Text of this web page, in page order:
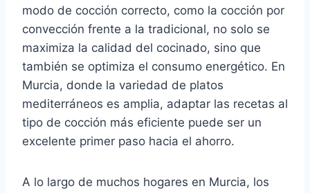
modo de cocción correcto, como la cocción por
convección frente a la tradicional, no solo se
maximiza la calidad del cocinado, sino que
también se optimiza el consumo energético. En
Murcia, donde la variedad de platos
mediterráneos es amplia, adaptar las recetas al
tipo de cocción más eficiente puede ser un
excelente primer paso hacia el ahorro.
A lo largo de muchos hogares en Murcia, los